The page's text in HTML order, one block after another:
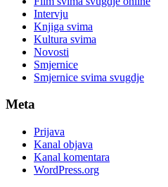
Intervju
Knjiga svima
Kultura svima
Novosti
Smjernice
Smjernice svima svugdje
Meta
Prijava
Kanal objava
Kanal komentara
WordPress.org